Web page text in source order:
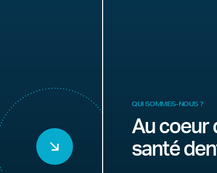
QUI SOMMES-NOUS ?
Au coeur
santé